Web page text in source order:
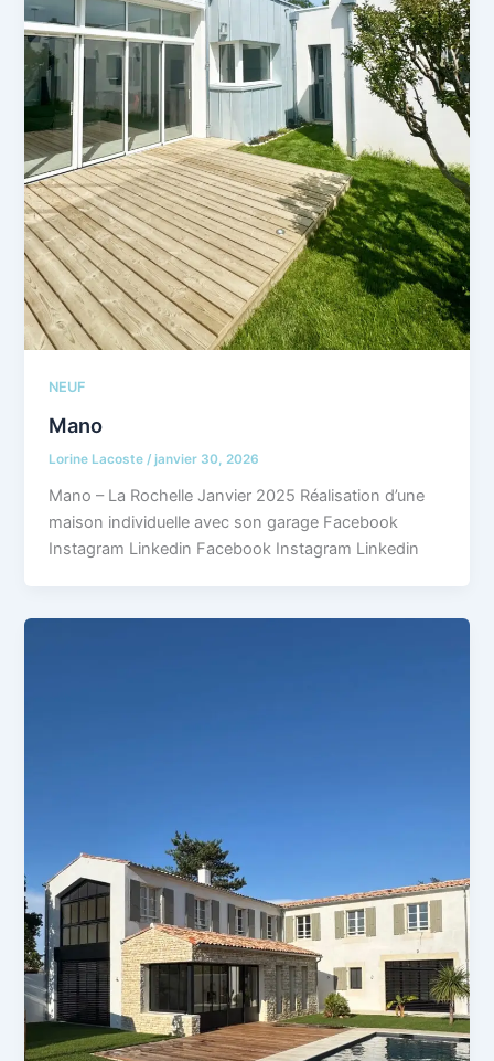
NEUF
Mano
Lorine Lacoste/ janvier 30, 2026
Mano – La Rochelle Janvier 2025 Réalisation d’une
maison individuelle avec son garage Facebook
Instagram Linkedin Facebook Instagram Linkedin